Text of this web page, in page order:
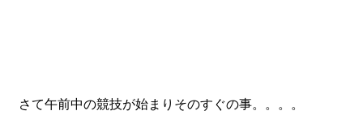
さて午前中の競技が始まりそのすぐの事。。。。